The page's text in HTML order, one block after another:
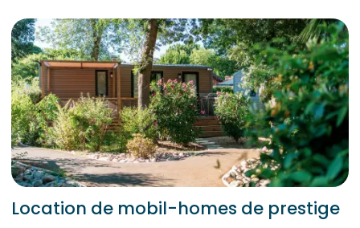
Location de mobil-homes de prestige